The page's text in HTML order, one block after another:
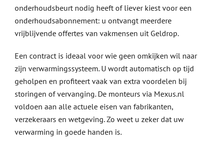
onderhoudsbeurt nodig heeft of liever kiest voor een
onderhoudsabonnement: u ontvangt meerdere
vrijblijvende offertes van vakmensen uit Geldrop.
Een contract is ideaal voor wie geen omkijken wil naar
zijn verwarmingssysteem. U wordt automatisch op tijd
geholpen en profiteert vaak van extra voordelen bij
storingen of vervanging. De monteurs via Mexus.nl
voldoen aan alle actuele eisen van fabrikanten,
verzekeraars en wetgeving. Zo weet u zeker dat uw
verwarming in goede handen is.